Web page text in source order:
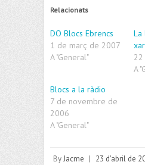
Relacionats
DO Blocs Ebrencs
1 de març de 2007
A "General"
La
A
Blocs a la ràdio
7 de novembre de
2006
A "General"
ByJacme | 23 d'abril de